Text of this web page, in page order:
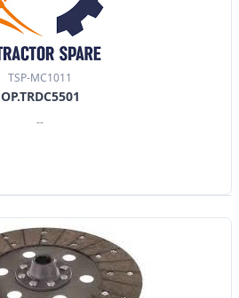
TSP-MC1011
OP.TRDC5501
--